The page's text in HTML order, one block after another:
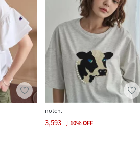
notch.
3,593円 10%OFF